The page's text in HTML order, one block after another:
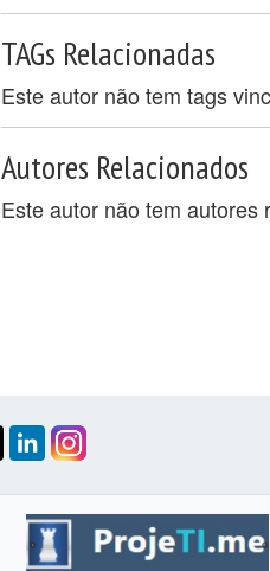
TAGs Relacionadas
Este autor não tem tags
Autores Relacionados
Este autor não tem autores